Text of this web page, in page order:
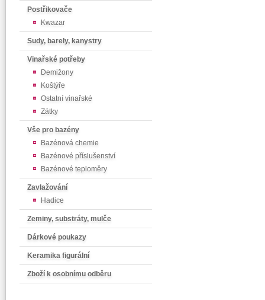
Postřikovače
Kwazar
Sudy, barely, kanystry
Vinařské potřeby
Demižony
Koštýře
Ostatní vinařské
Zátky
Vše pro bazény
Bazénová chemie
Bazénové příslušenství
Bazénové teploměry
Zavlažování
Hadice
Zeminy, substráty, mulče
Dárkové poukazy
Keramika figurální
Zboží k osobnímu odběru